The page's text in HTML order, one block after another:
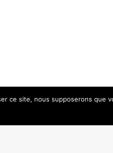
ce site, nous supposerons que